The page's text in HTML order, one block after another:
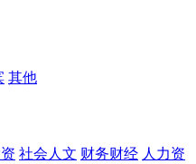
其他
社会人文 财务财经 人力资